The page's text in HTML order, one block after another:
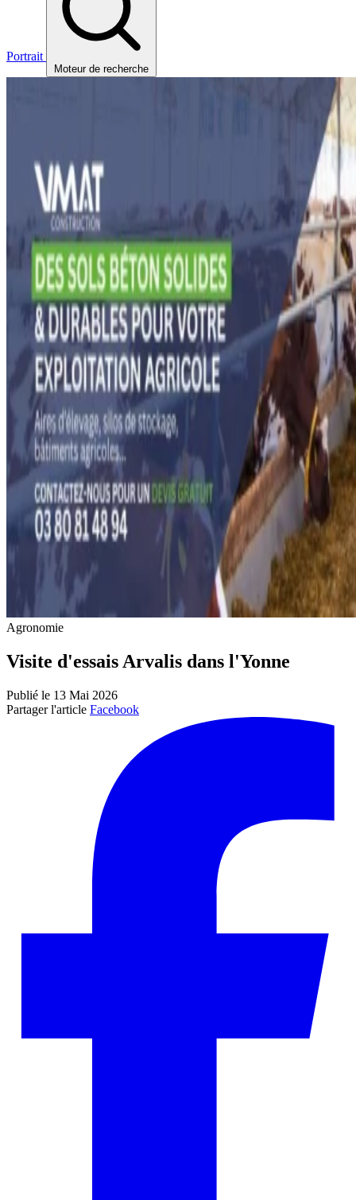
Portrait
Moteur de recherche
Agronomie
Visite d'essais Arvalis dans l'Yonne
Publié le 13 Mai 2026
Partager l'article Facebook